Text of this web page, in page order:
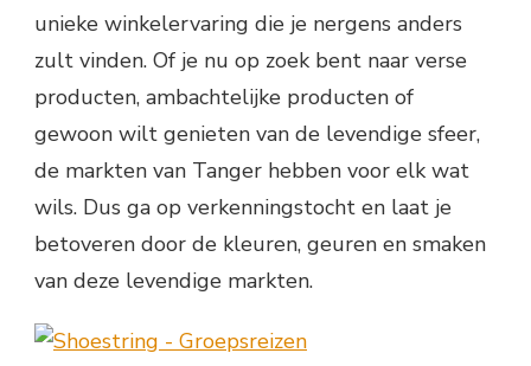
unieke winkelervaring die je nergens anders
zult vinden. Of je nu op zoek bent naar verse
producten, ambachtelijke producten of
gewoon wilt genieten van de levendige sfeer,
de markten van Tanger hebben voor elk wat
wils. Dus ga op verkenningstocht en laat je
betoveren door de kleuren, geuren en smaken
van deze levendige markten.